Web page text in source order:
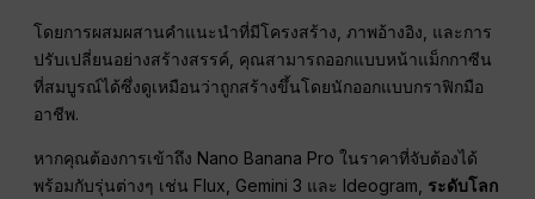
โดยการผสมผสานคำแนะนำที่มีโครงสร้าง, ภาพอ้างอิง, และการ
ปรับเปลี่ยนอย่างสร้างสรรค์, คุณสามารถออกแบบหน้าแม็กกาซีน
ที่สมบูรณ์ได้ซึ่งดูเหมือนว่าถูกสร้างขึ้นโดยนักออกแบบกราฟิกมือ
อาชีพ.
หากคุณต้องการเข้าถึง Nano Banana Pro ในราคาที่จับต้องได้
พร้อมกับรุ่นต่างๆ เช่น Flux, Gemini 3 และ Ideogram, ระดับโลก